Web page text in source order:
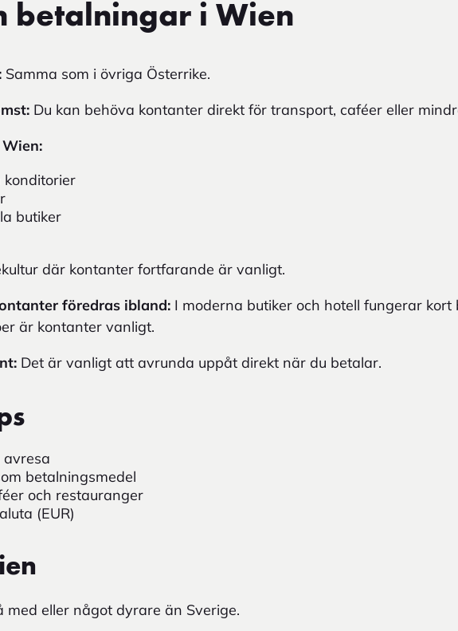
betalningar i Wien
Samma som i övriga Österrike.
Du kan behöva kontanter direkt för transport, caféer eller
konditorier
butiker
där kontanter fortfarande är vanligt.
föredras ibland: I moderna butiker och hotell fungerar kort
är kontanter vanligt.
Det är vanligt att avrunda uppåt direkt när du betalar.
betalningsmedel
och restauranger
(EUR)
eller något dyrare än Sverige.